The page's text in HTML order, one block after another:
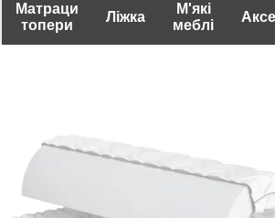
Матраци
топери
Ліжка
М'які
меблі